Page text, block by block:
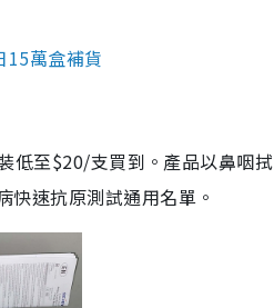
15萬盒補貨
低至$20/支買到。產品以鼻咽
速抗原測試通用名單。